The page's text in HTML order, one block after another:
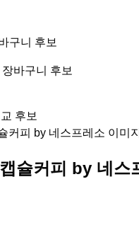
구니 후보
바구니 후보
후보
슐커피 by 네스